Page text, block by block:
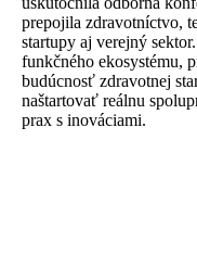
prepojila zdravotníctvo,
startupy aj verejný
funkčného ekosystému,
budúcnosť zdravotnej
naštartovať reálnu
prax s inováciami.